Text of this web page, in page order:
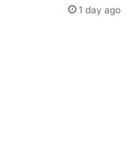
1 day ago